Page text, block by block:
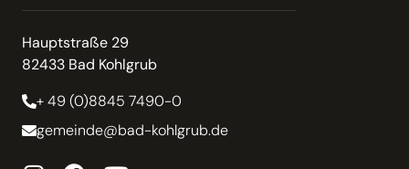
Hauptstraße 29
82433 Bad Kohlgrub
+ 49 (0)8845 7490-0
gemeinde@bad-kohlgrub.de